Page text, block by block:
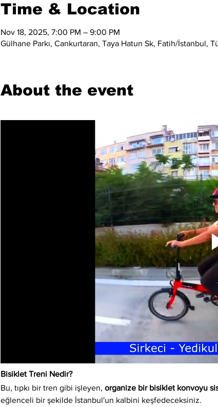
Time & Location
Nov 18, 2025, 7:00 PM – 9:00 PM
Gülhane Parkı, Cankurtaran, Taya Hatun Sk, Fatih/İstanbul,
About the event
Bisiklet Treni Nedir?
Bu, tıpkı bir tren gibi işleyen, organize bir bisiklet konvoyu
eğlenceli bir şekilde İstanbul'un kalbini keşfedeceksiniz.